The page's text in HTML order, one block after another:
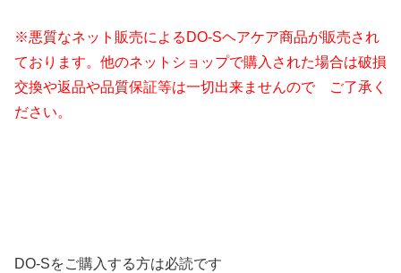
※悪質なネット販売によるDO-Sヘアケア商品が販売され
ております。他のネットショップで購入された場合は破損
交換や返品や品質保証等は一切出来ませんので ご了承く
ださい。
DO-Sをご購入する方は必読です